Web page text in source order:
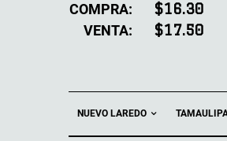
COMPRA: $16.30
VENTA: $17.50
NUEVO LAREDO